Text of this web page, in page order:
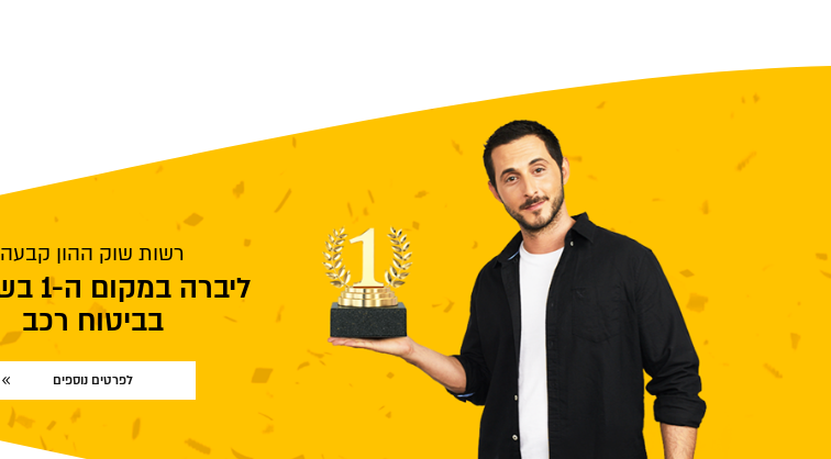
רשות שוק ההון קבעה
ליברה במקום ה-1 בשירות
בביטוח רכב
לפרטים נוספים